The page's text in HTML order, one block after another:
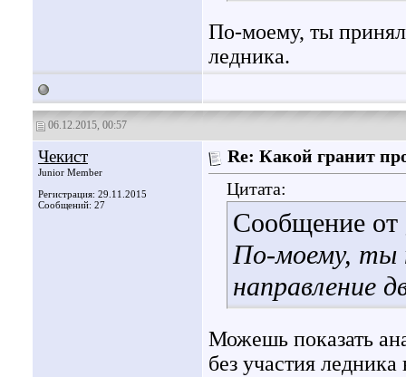
По-моему, ты
ледника.
06.12.2015, 00:57
Чекист
Junior Member
Регистрация: 29.11.2015
Сообщений: 27
Re: Какой гранит
Цитата:
Сообщение от
По-моему, ты
направление
Можешь показать
без участия